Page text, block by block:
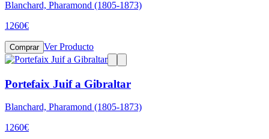
Blanchard, Pharamond (1805-1873)
1260€
Comprar Ver Producto
Portefaix Juif a Gibraltar
Blanchard, Pharamond (1805-1873)
1260€